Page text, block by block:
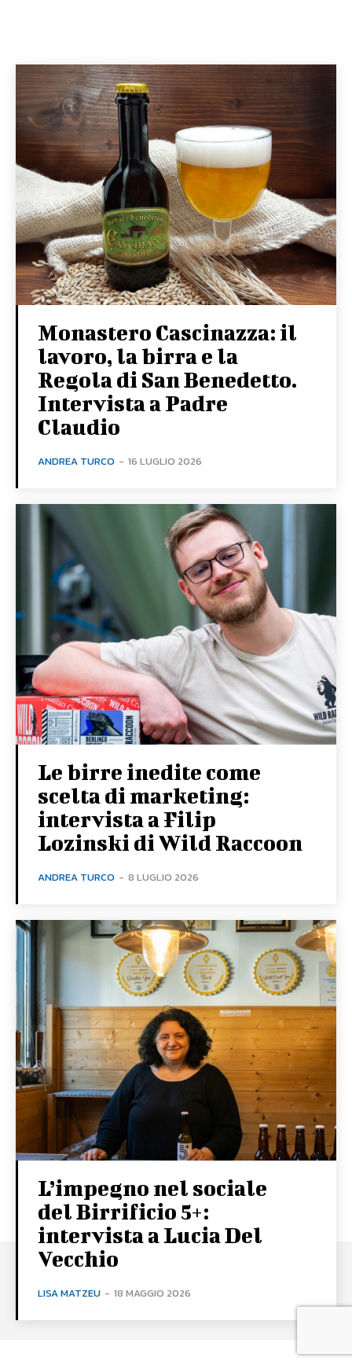
Monastero Cascinazza: il
lavoro, la birra e la
Regola di San Benedetto.
Intervista a Padre
Claudio
ANDREA TURCO - 16 LUGLIO 2026
Le birre inedite come
scelta di marketing:
intervista a Filip
Lozinski di Wild Raccoon
ANDREA TURCO - 8 LUGLIO 2026
L’impegno nel sociale
del Birrificio 5+:
intervista a Lucia Del
Vecchio
LISA MATZEU - 18 MAGGIO 2026